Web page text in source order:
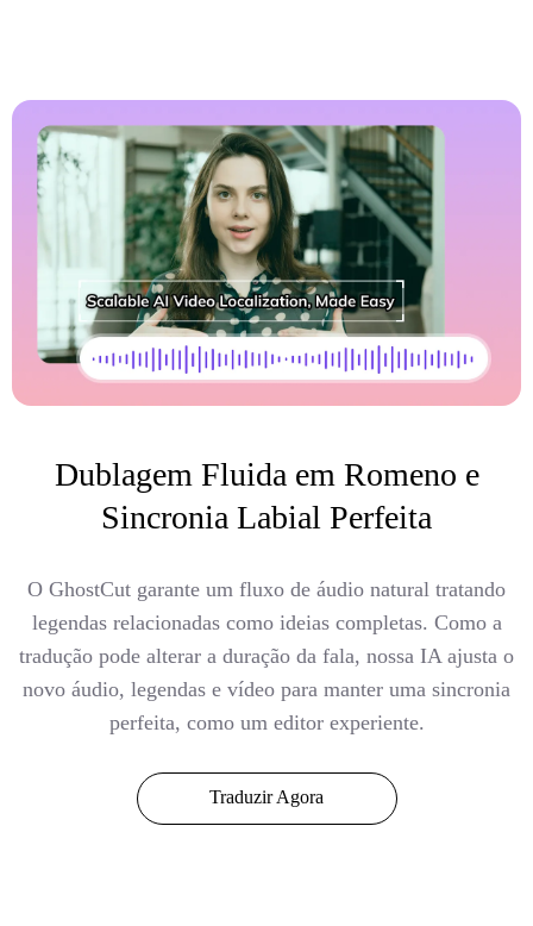
Dublagem Fluida em Romeno e
Sincronia Labial Perfeita
O GhostCut garante um fluxo de áudio natural tratando
legendas relacionadas como ideias completas. Como a
tradução pode alterar a duração da fala, nossa IA ajusta o
novo áudio, legendas e vídeo para manter uma sincronia
perfeita, como um editor experiente.
Traduzir Agora